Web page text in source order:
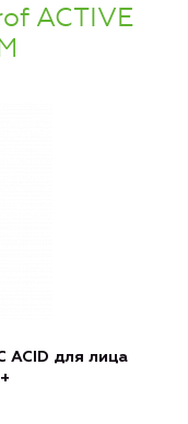
ACTIVE
ACID для лица